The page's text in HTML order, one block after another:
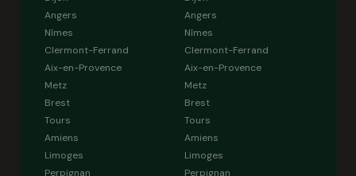
Angers
Nîmes
Clermont-Ferrand
Aix-en-Provence
Metz
Brest
Tours
Amiens
Limoges
Perpignan
Angers
Nîmes
Clermont-Ferrand
Aix-en-Provence
Metz
Brest
Tours
Amiens
Limoges
Perpignan